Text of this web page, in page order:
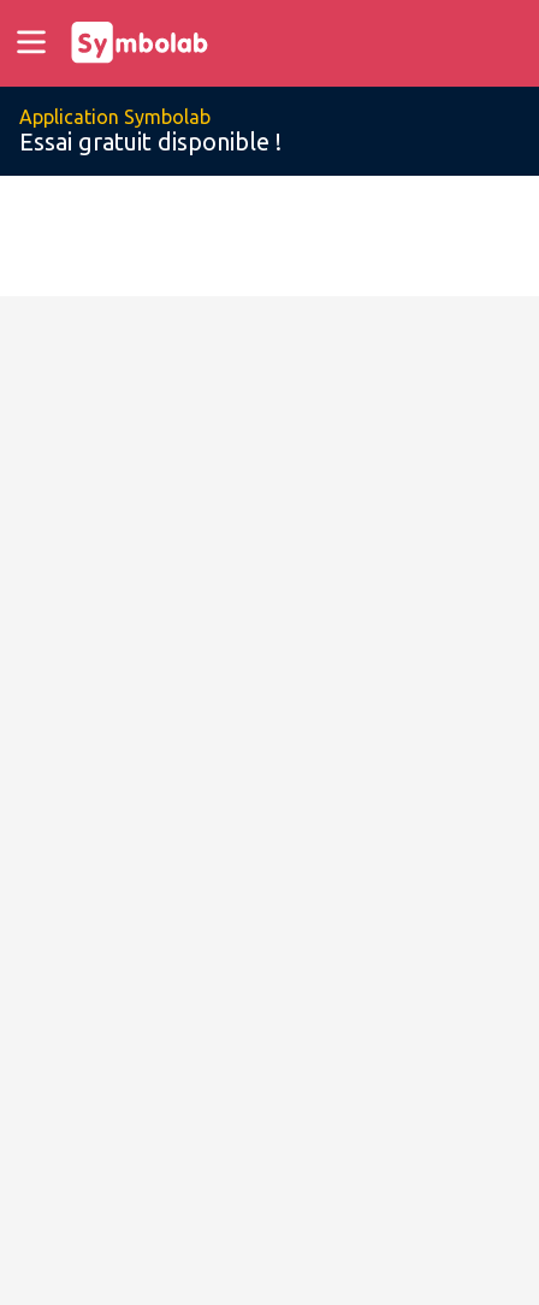
Application Symbolab
Essai gratuit disponible !